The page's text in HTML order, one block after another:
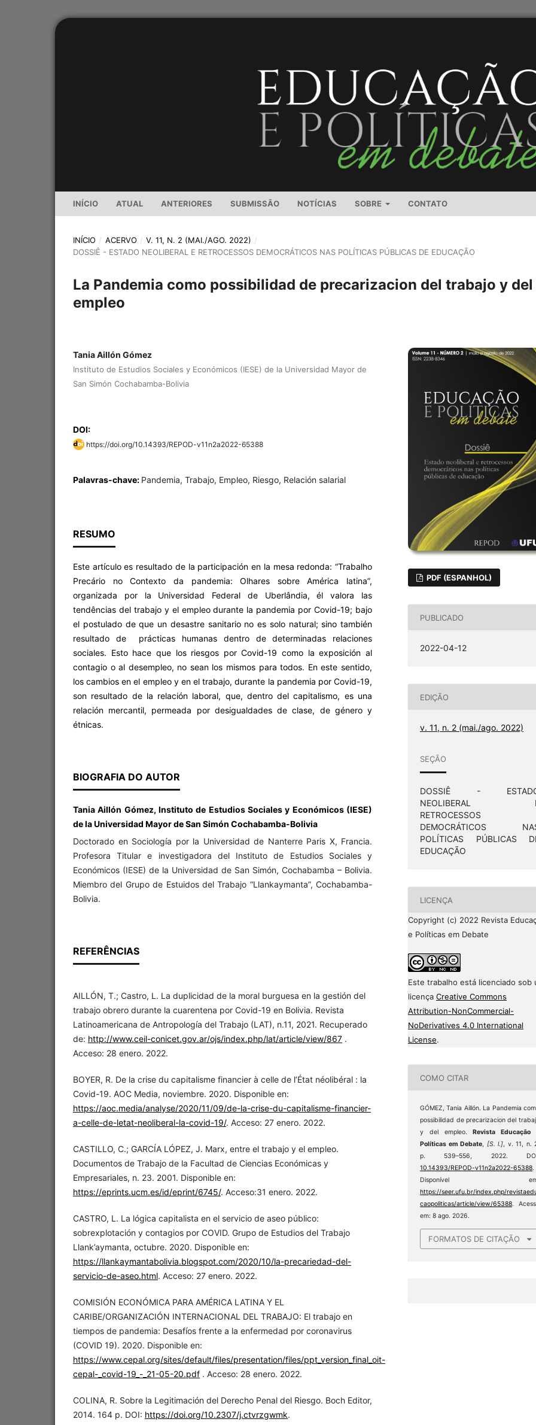
INÍCIO ATUAL ANTERIORES SUBMISSÃO NOTÍCIAS SOBRE CONTATO
INÍCIO / ACERVO / V. 11, N. 2 (MAI./AGO. 2022) /
DOSSIÊ - ESTADO NEOLIBERAL E RETROCESSOS DEMOCRÁTICOS NAS POLÍTICAS PÚBLICAS DE EDUCAÇÃO
La Pandemia como possibilidad de precarizacion del trabajo y del
empleo
Tania Aillón Gómez
Instituto de Estudios Sociales y Económicos (IESE) de la Universidad Mayor de
San Simón Cochabamba-Bolivia
DOI:
https://doi.org/10.14393/REPOD-v11n2a2022-65388
Palavras-chave: Pandemia, Trabajo, Empleo, Riesgo, Relación salarial
RESUMO
Este artículo es resultado de la participación en la mesa redonda: “Trabalho
Precário no Contexto da pandemia: Olhares sobre América latina”,
organizada por la Universidad Federal de Uberlândia, él valora las
tendências del trabajo y el empleo durante la pandemia por Covid-19; bajo
el postulado de que un desastre sanitario no es solo natural; sino también
resultado de prácticas humanas dentro de determinadas relaciones
sociales. Esto hace que los riesgos por Covid-19 como la exposición al
contagio o al desempleo, no sean los mismos para todos. En este sentido,
los cambios en el empleo y en el trabajo, durante la pandemia por Covid-19,
son resultado de la relación laboral, que, dentro del capitalismo, es una
relación mercantil, permeada por desigualdades de clase, de género y
étnicas.
BIOGRAFIA DO AUTOR
Tania Aillón Gómez, Instituto de Estudios Sociales y Económicos (IESE)
de la Universidad Mayor de San Simón Cochabamba-Bolivia
Doctorado en Sociología por la Universidad de Nanterre Paris X, Francia.
Profesora Titular e investigadora del Instituto de Estudios Sociales y
Económicos (IESE) de la Universidad de San Simón, Cochabamba – Bolivia.
Miembro del Grupo de Estuidos del Trabajo “Llankaymanta”, Cochabamba-
Bolivia.
REFERÊNCIAS
AILLÓN, T.; Castro, L. La duplicidad de la moral burguesa en la gestión del
trabajo obrero durante la cuarentena por Covid-19 en Bolivia. Revista
Latinoamericana de Antropología del Trabajo (LAT), n.11, 2021. Recuperado
de: http://www.ceil-conicet.gov.ar/ojs/index.php/lat/article/view/867 .
Acceso: 28 enero. 2022.
BOYER, R. De la crise du capitalisme financier à celle de l’État néolibéral : la
Covid-19. AOC Media, noviembre. 2020. Disponible en:
https://aoc.media/analyse/2020/11/09/de-la-crise-du-capitalisme-financier-
a-celle-de-letat-neoliberal-la-covid-19/. Acceso: 27 enero. 2022.
CASTILLO, C.; GARCÍA LÓPEZ, J. Marx, entre el trabajo y el empleo.
Documentos de Trabajo de la Facultad de Ciencias Económicas y
Empresariales, n. 23. 2001. Disponible en:
https://eprints.ucm.es/id/eprint/6745/. Acceso:31 enero. 2022.
CASTRO, L. La lógica capitalista en el servicio de aseo público:
sobrexplotación y contagios por COVID. Grupo de Estudios del Trabajo
Llank’aymanta, octubre. 2020. Disponible en:
https://llankaymantabolivia.blogspot.com/2020/10/la-precariedad-del-
servicio-de-aseo.html. Acceso: 27 enero. 2022.
COMISIÓN ECONÓMICA PARA AMÉRICA LATINA Y EL
CARIBE/ORGANIZACIÓN INTERNACIONAL DEL TRABAJO: El trabajo en
tiempos de pandemia: Desafíos frente a la enfermedad por coronavirus
(COVID 19). 2020. Disponible en:
https://www.cepal.org/sites/default/files/presentation/files/ppt_version_final_oit-
cepal-_covid-19_-_21-05-20.pdf . Acceso: 28 enero. 2022.
COLINA, R. Sobre la Legitimación del Derecho Penal del Riesgo. Boch Editor,
2014. 164 p. DOI: https://doi.org/10.2307/j.ctvrzgwmk.
PDF (ESPANHOL)
PUBLICADO
2022-04-12
EDIÇÃO
v. 11, n. 2 (mai./ago. 2022)
SEÇÃO
DOSSIÊ -
NEOLIBERAL
RETROCESSOS
DEMOCRÁTICOS
POLÍTICAS PÚBLICAS
EDUCAÇÃO
LICENÇA
Copyright (c) 2022 Revista
e Políticas em Debate
Este trabalho está licenciado sob
licença Creative Commons
Attribution-NonCommercial-
NoDerivatives 4.0 International
License.
COMO CITAR
GÓMEZ, Tania Aillón. La Pandemia
possibilidad de precarizacion del
y del empleo.Revista Educação
Políticas em Debate, [S. l.], v. 11, n.
p. 539–556, 2022.
10.14393/REPOD-v11n2a2022-65388.
Disponível
https://seer.ufu.br/index.php/
caopoliticas/article/view/65388.
em: 8 ago. 2026.
FORMATOS DE CITAÇÃO